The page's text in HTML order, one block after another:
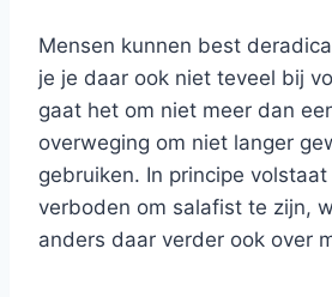
Mensen kunnen best
je je daar ook niet teveel bij
gaat het om niet meer dan
overweging om niet langer
gebruiken. In principe
verboden om salafist te zijn,
anders daar verder ook over